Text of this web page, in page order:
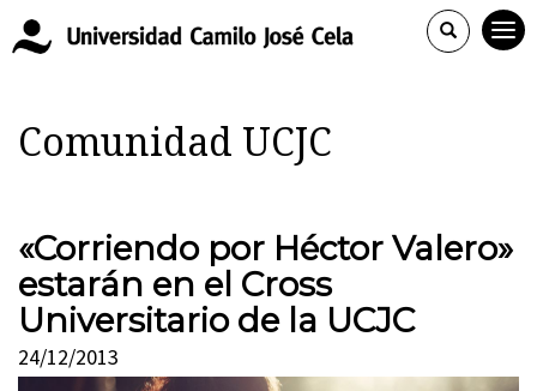
Comunidad UCJC
«Corriendo por Héctor Valero»
estarán en el Cross
Universitario de la UCJC
24/12/2013